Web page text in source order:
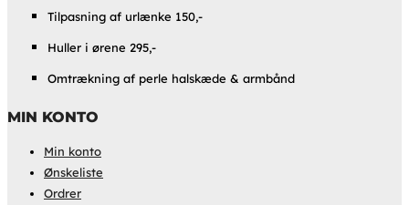
Tilpasning af urlænke 150,-
Huller i ørene 295,-
Omtrækning af perle halskæde & armbånd
MIN KONTO
Min konto
Ønskeliste
Ordrer